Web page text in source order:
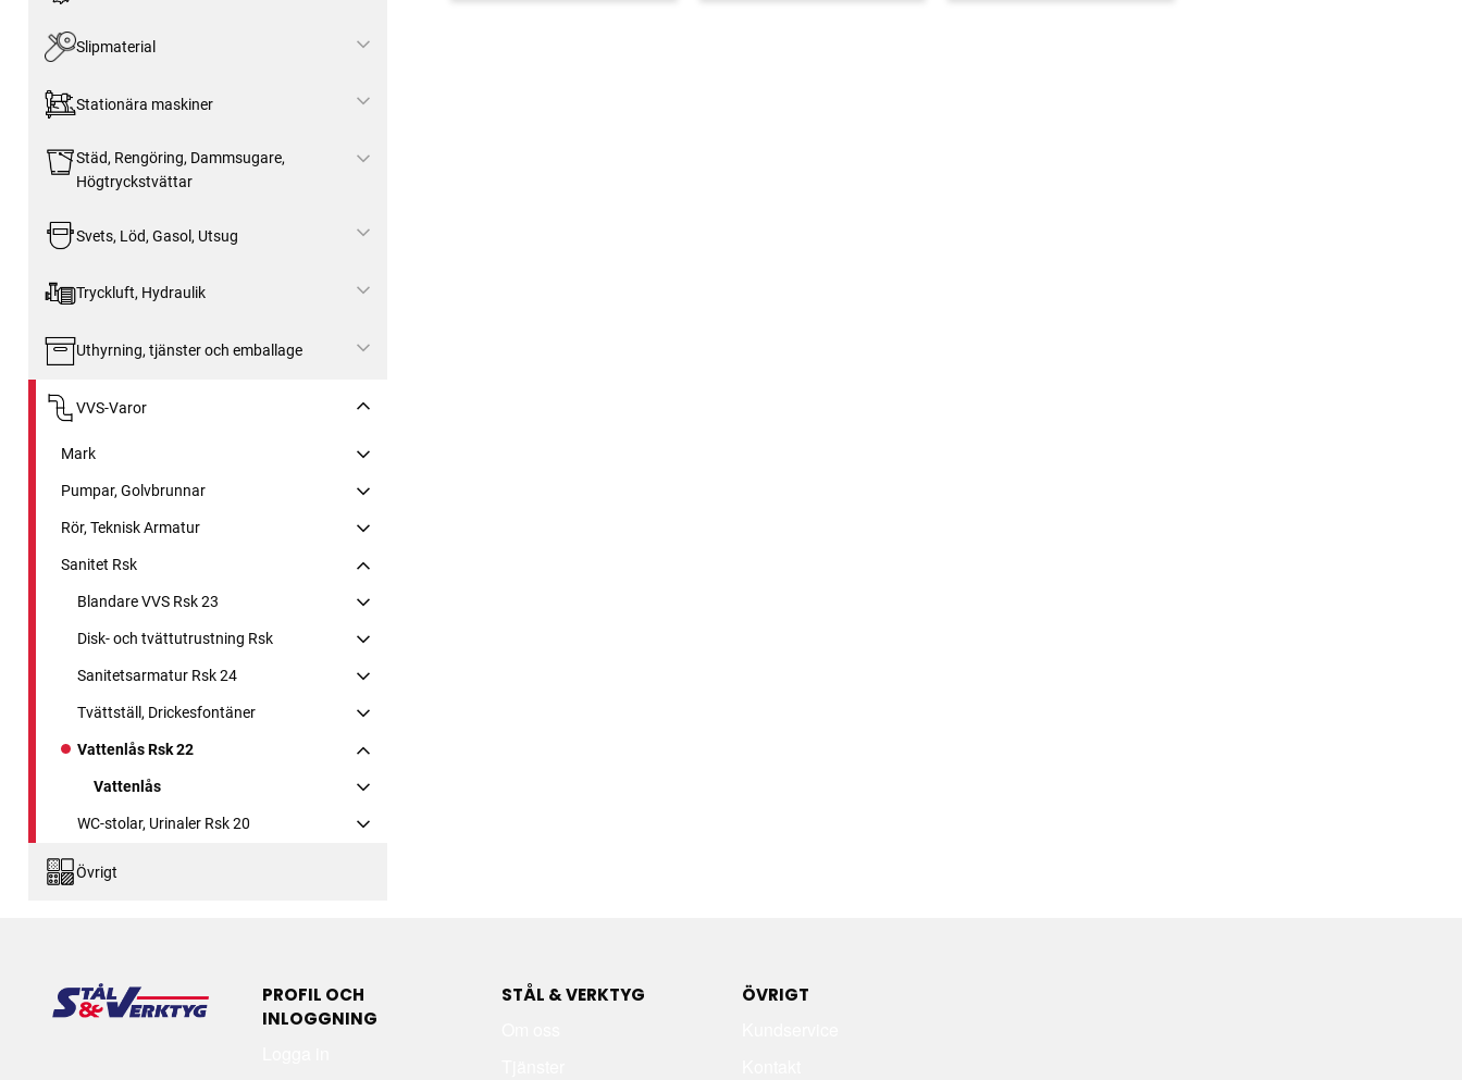
Slipmaterial
Stationära maskiner
Städ, Rengöring, Dammsugare,
Högtryckstvättar
Svets, Löd, Gasol, Utsug
Tryckluft, Hydraulik
Uthyrning, tjänster och emballage
VVS-Varor
Mark
Pumpar, Golvbrunnar
Rör, Teknisk Armatur
Sanitet Rsk
Blandare VVS Rsk 23
Disk- och tvättutrustning Rsk
Sanitetsarmatur Rsk 24
Tvättställ, Drickesfontäner
Vattenlås Rsk 22
Vattenlås
WC-stolar, Urinaler Rsk 20
Övrigt
PROFIL OCH
INLOGGNING
STÅL & VERKTYG ÖVRIGT